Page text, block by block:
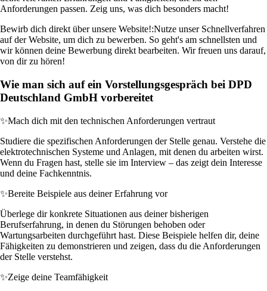
Anforderungen passen. Zeig uns, was dich besonders macht!
Bewirb dich direkt über unsere Website!:Nutze unser Schnellverfahren
auf der Website, um dich zu bewerben. So geht's am schnellsten und
wir können deine Bewerbung direkt bearbeiten. Wir freuen uns darauf,
von dir zu hören!
Wie man sich auf ein Vorstellungsgespräch bei DPD
Deutschland GmbH vorbereitet
✨Mach dich mit den technischen Anforderungen vertraut
Studiere die spezifischen Anforderungen der Stelle genau. Verstehe die
elektrotechnischen Systeme und Anlagen, mit denen du arbeiten wirst.
Wenn du Fragen hast, stelle sie im Interview – das zeigt dein Interesse
und deine Fachkenntnis.
✨Bereite Beispiele aus deiner Erfahrung vor
Überlege dir konkrete Situationen aus deiner bisherigen
Berufserfahrung, in denen du Störungen behoben oder
Wartungsarbeiten durchgeführt hast. Diese Beispiele helfen dir, deine
Fähigkeiten zu demonstrieren und zeigen, dass du die Anforderungen
der Stelle verstehst.
✨Zeige deine Teamfähigkeit